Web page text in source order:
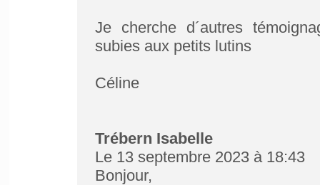
Je cherche d´autres
subies aux petits lutins
Céline
Trébern Isabelle
Le 13 septembre 2023 à 18:43
Bonjour,